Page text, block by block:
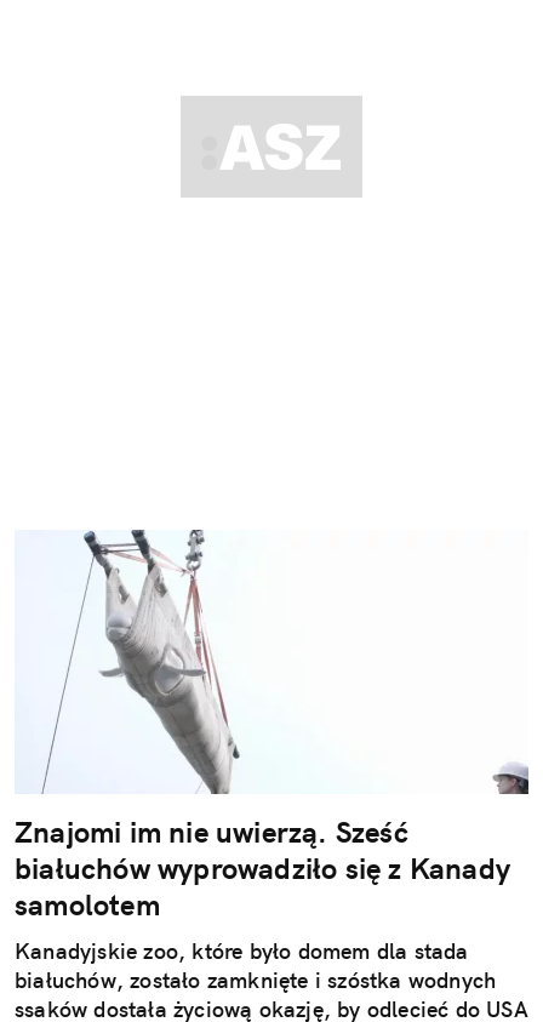
Znajomi im nie uwierzą. Sześć
białuchów wyprowadziło się z Kanady
samolotem
Kanadyjskie zoo, które było domem dla stada
białuchów, zostało zamknięte i szóstka wodnych
ssaków dostała życiową okazję, by odlecieć do USA